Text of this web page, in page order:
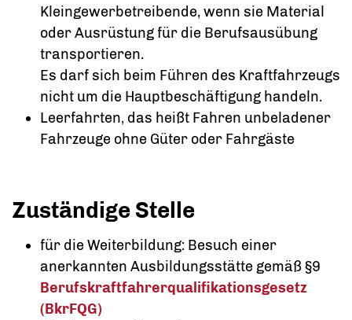
Kleingewerbetreibende, wenn sie Material
oder Ausrüstung für die Berufsausübung
transportieren.
Es darf sich beim Führen des Kraftfahrzeugs
nicht um die Hauptbeschäftigung handeln.
Leerfahrten, das heißt Fahren unbeladener
Fahrzeuge ohne Güter oder Fahrgäste
Zuständige Stelle
für die Weiterbildung: Besuch einer
anerkannten Ausbildungsstätte gemäß §9
Berufskraftfahrerqualifikationsgesetz
(BkrFQG)